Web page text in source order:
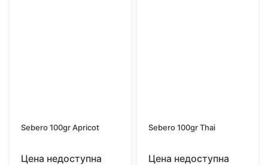
Sebero 100gr Apricot
Цена недоступна
Sebero 100gr Thai
Цена недоступна